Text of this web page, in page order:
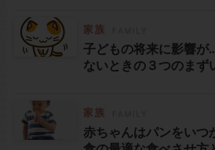
子どもの将来に影響
ないときの３つのまず
赤ちゃんはパンをいつ